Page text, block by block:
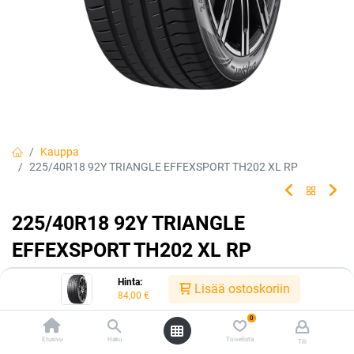
Hinta:
84,00 € Lisää ostoskoriin
Etusivu Haku
0
Toivelista Tili
Kauppa
225/40R18 92Y TRIANGLE EFFEXSPORT TH202 XL RP
225/40R18 92Y TRIANGLE
EFFEXSPORT TH202 XL RP
6959753231541 Tuotekoodi:226343
€ / kpl
Toimittajilla (kotimaa): Saatavilla